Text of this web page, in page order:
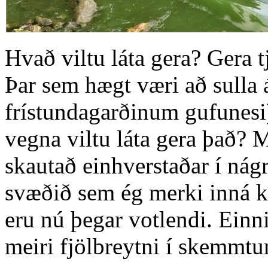
Hvað viltu láta gera?
Þar sem hægt væri að sulla
frístundagarðinum
vegna viltu láta gera það?
skautað einhverstaðar í
svæðið sem ég merki
eru nú þegar votlendi.
meiri fjölbreytni í